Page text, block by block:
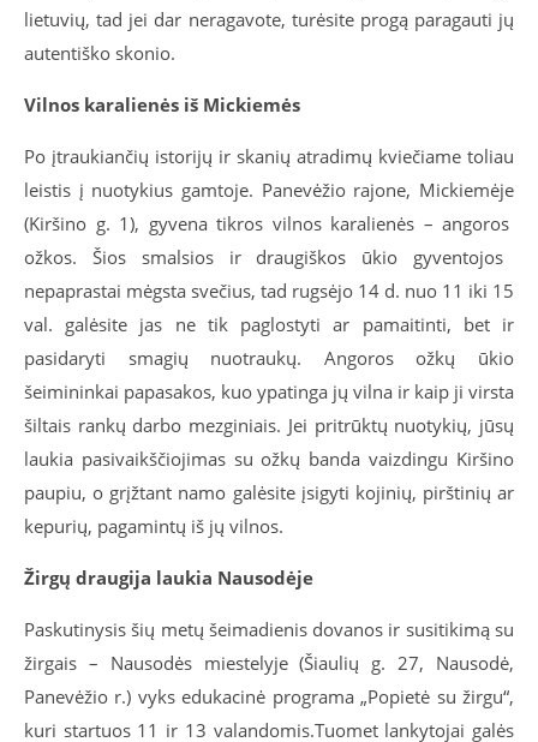
lietuvių, tad jei dar neragavote, turėsite progą paragauti jų
autentiško skonio.
Vilnos karalienės iš Mickiemės
Po įtraukiančių istorijų ir skanių atradimų kviečiame toliau
leistis į nuotykius gamtoje. Panevėžio rajone, Mickiemėje
(Kiršino g. 1), gyvena tikros vilnos karalienės –angoros
ožkos. Šios smalsios ir draugiškos ūkio gyventojos
nepaprastai mėgsta svečius, tad rugsėjo 14 d. nuo 11 iki 15
val. galėsite jas ne tik paglostyti ar pamaitinti, bet ir
pasidaryti smagių nuotraukų. Angorosožkų ūkio
šeimininkai papasakos, kuo ypatinga jų vilna ir kaip ji virsta
šiltais rankų darbo mezginiais. Jei pritrūktų nuotykių, jūsų
laukia pasivaikščiojimas su ožkų banda vaizdingu Kiršino
paupiu, o grįžtant namo galėsite įsigyti kojinių, pirštinių ar
kepurių, pagamintų iš jų vilnos.
Žirgų draugija laukia Nausodėje
Paskutinysis šių metų šeimadienisdovanos ir susitikimą su
žirgais – Nausodėsmiestelyje (Šiaulių g. 27, Nausodė,
Panevėžio r.) vyks edukacinė programa „Popietė su žirgu“,
kuri startuos 11 ir 13 valandomis.Tuomet lankytojai galės